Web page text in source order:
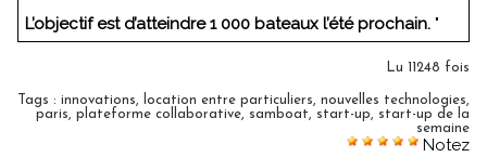
L’objectif est d’atteindre 1 000 bateaux l’été prochain. "
Lu 11248 fois
Tags : innovations, location entre particuliers, nouvelles technologies,
paris, plateforme collaborative, samboat, start-up, start-up de la
semaine
Notez